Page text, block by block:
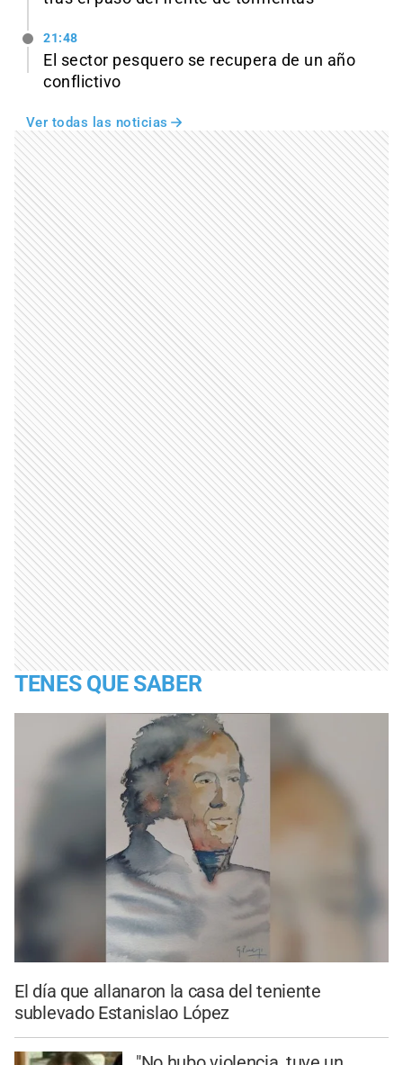
21:48
El sector pesquero se recupera de un año
conflictivo
Ver todas las noticias
TENES QUE SABER
El día que allanaron la casa del teniente
sublevado Estanislao López